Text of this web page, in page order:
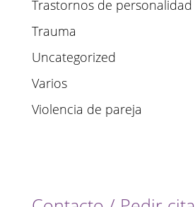
Trastornos de personalidad
Trauma
Uncategorized
Varios
Violencia de pareja